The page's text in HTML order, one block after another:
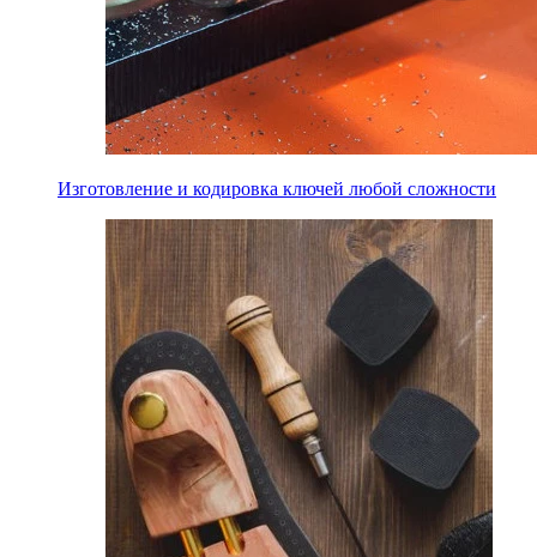
Изготовление и кодировка ключей любой сложности